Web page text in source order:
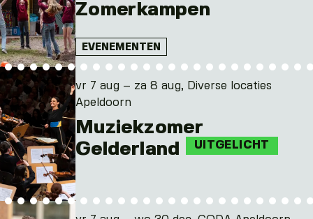
Zomerkampen
EVENEMENTEN
vr 7 aug – za 8 aug, Diverse locaties
Apeldoorn
Muziekzomer
Gelderland
UITGELICHT